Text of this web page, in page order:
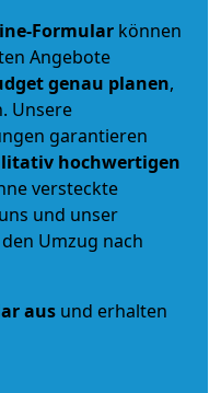
Formular können
Angebote
genau planen,
Unsere
garantieren
hochwertigen
versteckte
und unser
Umzug nach
aus und erhalten